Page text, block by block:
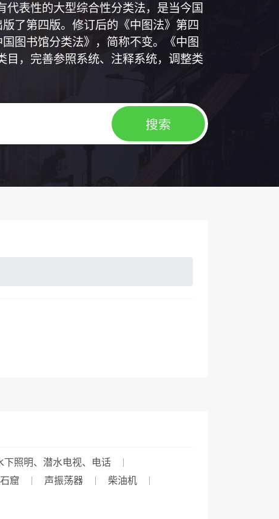
代表性的大型综合性分类法，是当今国
了第四版。修订后的《中图法》第四
图书馆分类法》，简称不变。《中图
目，完善参照系统、注释系统，调整类
下照明、潜水电视、电话
窟 声振荡器
柴油机